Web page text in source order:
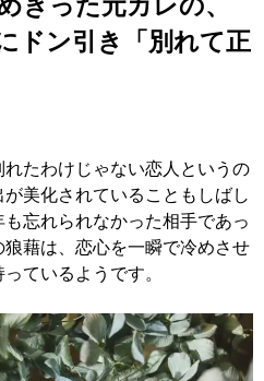
ドン引き「別れて正
たわけじゃない恋人というの
美化されていることもしばし
忘れられなかった相手であっ
藉は、恋心を一瞬で冷めさせ
ているようです。